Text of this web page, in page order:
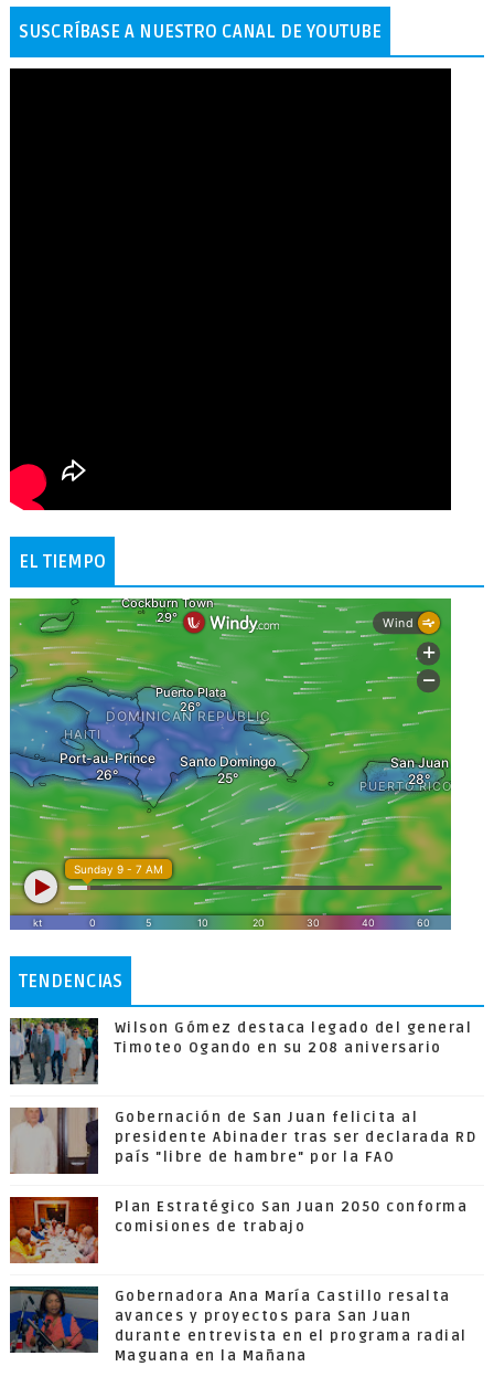
SUSCRÍBASE A NUESTRO CANAL DE YOUTUBE
EL TIEMPO
TENDENCIAS
Wilson Gómez destaca legado del general
Timoteo Ogando en su 208 aniversario
Gobernación de San Juan felicita al
presidente Abinader tras ser declarada RD
país "libre de hambre" por la FAO
Plan Estratégico San Juan 2050 conforma
comisiones de trabajo
Gobernadora Ana María Castillo resalta
avances y proyectos para San Juan
durante entrevista en el programa radial
Maguana en la Mañana